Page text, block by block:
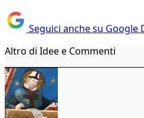
Seguici anche su Google
Altro di Idee e Commenti